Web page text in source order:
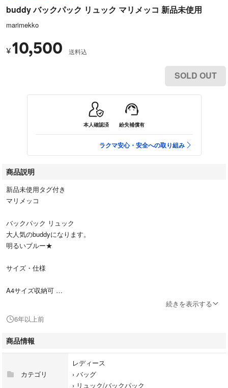
buddy バックパック リュック マリメッコ 新品未使用
marimekko
¥10,500 送料込
SOLD OUT
本人確認済 紛失補償有
ラクマ安心・安全への取り組み
商品説明
新品未使用タグ付き
マリメッコ
バックパック リュック
大人気のbuddyになります。
明るいブルー★
サイズ・仕様
A4サイズ収納可
ファスナー式開閉
外側 : ポケット大×1 ポケット小×3
★フィンランド アウトレット店購入
続きを表示する
6年以上前
商品情報
カテゴリ
レディース
› バッグ
› リュック/バックパック